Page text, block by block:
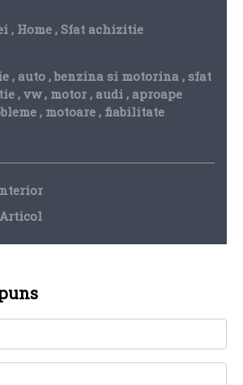
, Home , Sfat achizitie
, auto,benzina si motorina, sfat
, vw, motor, audi, aproape
, motoare, fiabilitate